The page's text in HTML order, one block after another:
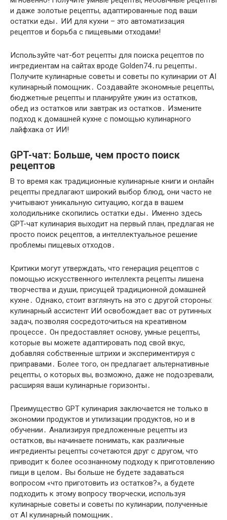
и даже золотые рецепты, адаптированные под ваши
остатки еды․ ИИ для кухни – это автоматизация
рецептов и борьба с пищевыми отходами!
Используйте чат-бот рецепты для поиска рецептов по
ингредиентам на сайтах вроде Golden74․ru рецепты․
Получите кулинарные советы и советы по кулинарии от AI
кулинарный помощник․ Создавайте экономные рецепты,
бюджетные рецепты и планируйте ужин из остатков,
обед из остатков или завтрак из остатков․ Измените
подход к домашней кухне с помощью кулинарного
лайфхака от ИИ!
GPT-чат: Больше, чем просто поиск
рецептов
В то время как традиционные кулинарные книги и онлайн
рецепты предлагают широкий выбор блюд, они часто не
учитывают уникальную ситуацию, когда в вашем
холодильнике скопились остатки еды․ Именно здесь
GPT-чат кулинария выходит на первый план, предлагая не
просто поиск рецептов, а интеллектуальное решение
проблемы пищевых отходов․
Критики могут утверждать, что генерация рецептов с
помощью искусственного интеллекта рецепты лишена
творчества и души, присущей традиционной домашней
кухне․ Однако, стоит взглянуть на это с другой стороны:
кулинарный ассистент ИИ освобождает вас от рутинных
задач, позволяя сосредоточиться на креативном
процессе․ Он предоставляет основу, умные рецепты,
которые вы можете адаптировать под свой вкус,
добавляя собственные штрихи и экспериментируя с
приправами․ Более того, он предлагает альтернативные
рецепты, о которых вы, возможно, даже не подозревали,
расширяя ваши кулинарные горизонты․
Преимущество GPT кулинария заключается не только в
экономии продуктов и утилизации продуктов, но и в
обучении․ Анализируя предложенные рецепты из
остатков, вы начинаете понимать, как различные
ингредиенты рецепты сочетаются друг с другом, что
приводит к более осознанному подходу к приготовлению
пищи в целом․ Вы больше не будете задаваться
вопросом «что приготовить из остатков?», а будете
подходить к этому вопросу творчески, используя
кулинарные советы и советы по кулинарии, полученные
от AI кулинарный помощник․